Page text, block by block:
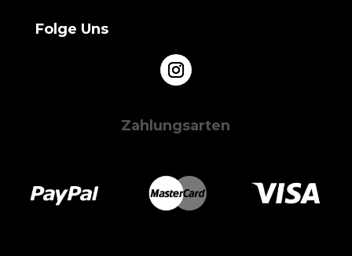
Folge Uns
Zahlungsarten